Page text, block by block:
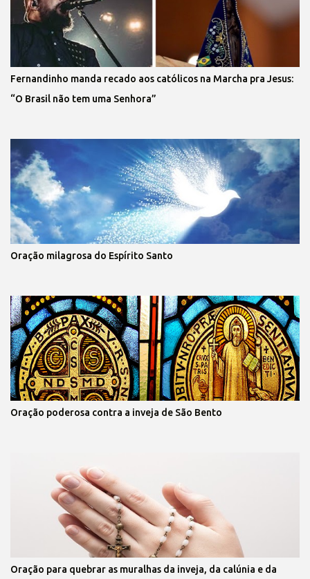
Fernandinho manda recado aos católicos na Marcha pra Jesus:
“O Brasil não tem uma Senhora”
Oração milagrosa do Espírito Santo
Oração poderosa contra a inveja de São Bento
Oração para quebrar as muralhas da inveja, da calúnia e da